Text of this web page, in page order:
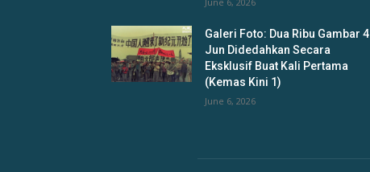
Galeri Foto: Dua Ribu Gambar 4
Jun Didedahkan Secara
Eksklusif Buat Kali Pertama
(Kemas Kini 1)
June 6, 2026